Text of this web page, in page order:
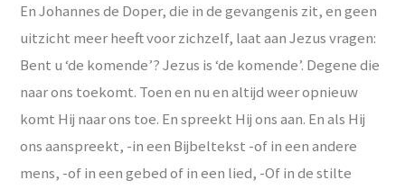
En Johannes de Doper, die in de gevangenis zit, en geen
uitzicht meer heeft voor zichzelf, laat aan Jezus vragen:
Bent u ‘de komende’? Jezus is ‘de komende’. Degene die
naar ons toekomt. Toen en nu en altijd weer opnieuw
komt Hij naar ons toe. En spreekt Hij ons aan. En als Hij
ons aanspreekt, -in een Bijbeltekst -of in een andere
mens, -of in een gebed of in een lied, -Of in de stilte